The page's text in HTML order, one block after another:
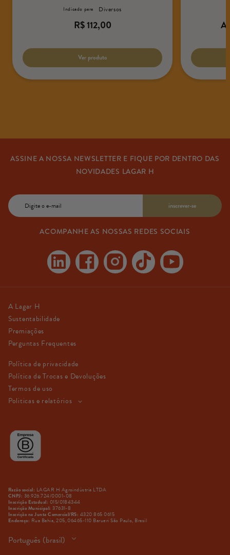
Indicado para Diversos
Preço
normal
R$ 112,00
Ver produto
A
ASSINE A NOSSA NEWSLETTER E FIQUE POR DENTRO DAS
NOVIDADES LAGAR H
E-
mail
inscrever-se
ACOMPANHE AS NOSSAS REDES SOCIAIS
LinkedinFacebookInstagramTikTok YouTube
A Lagar H
Sustentabilidade
Premiações
Perguntas Frequentes
Política de privacidade
Política de Trocas e Devoluções
Termos de uso
Politicas e relatórios
Razão social: LAGAR H Agroindústria LTDA
CNPJ: 36.926.724/0001-08
Inscrição Estadual: 015/0184344
Inscrição Municipal: 37631-8
Inscrição na Junta Comercial/RS: 4320 865 0615
Endereço: Rua Bahia, 205, 06465-110 Barueri São Paulo, Brasil
Idioma
Português (brasil)